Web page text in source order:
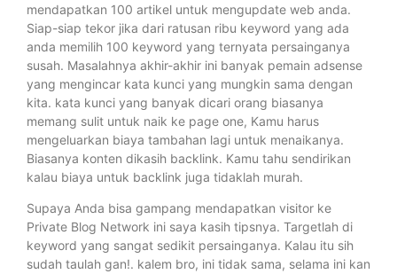
mendapatkan 100 artikel untuk mengupdate web anda.
Siap-siap tekor jika dari ratusan ribu keyword yang ada
anda memilih 100 keyword yang ternyata persainganya
susah. Masalahnya akhir-akhir ini banyak pemain adsense
yang mengincar kata kunci yang mungkin sama dengan
kita. kata kunci yang banyak dicari orang biasanya
memang sulit untuk naik ke page one, Kamu harus
mengeluarkan biaya tambahan lagi untuk menaikanya.
Biasanya konten dikasih backlink. Kamu tahu sendirikan
kalau biaya untuk backlink juga tidaklah murah.
Supaya Anda bisa gampang mendapatkan visitor ke
Private Blog Network ini saya kasih tipsnya. Targetlah di
keyword yang sangat sedikit persainganya. Kalau itu sih
sudah taulah gan!. kalem bro, ini tidak sama, selama ini kan